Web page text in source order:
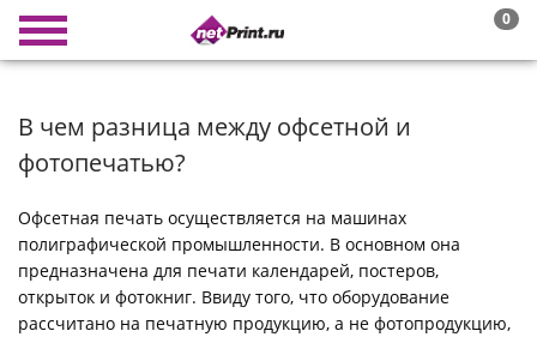
0
В чем разница между офсетной и
фотопечатью?
Офсетная печать осуществляется на машинах
полиграфической промышленности. В основном она
предназначена для печати календарей, постеров,
открыток и фотокниг. Ввиду того, что оборудование
рассчитано на печатную продукцию, а не фотопродукцию,